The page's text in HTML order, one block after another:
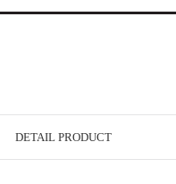
DETAIL PRODUCT